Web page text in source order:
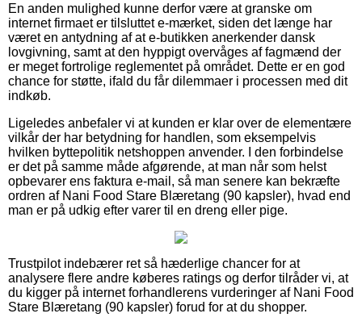
En anden mulighed kunne derfor være at granske om
internet firmaet er tilsluttet e-mærket, siden det længe har
været en antydning af at e-butikken anerkender dansk
lovgivning, samt at den hyppigt overvåges af fagmænd der
er meget fortrolige reglementet på området. Dette er en god
chance for støtte, ifald du får dilemmaer i processen med dit
indkøb.
Ligeledes anbefaler vi at kunden er klar over de elementære
vilkår der har betydning for handlen, som eksempelvis
hvilken byttepolitik netshoppen anvender. I den forbindelse
er det på samme måde afgørende, at man når som helst
opbevarer ens faktura e-mail, så man senere kan bekræfte
ordren af Nani Food Stare Blæretang (90 kapsler), hvad end
man er på udkig efter varer til en dreng eller pige.
Trustpilot indebærer ret så hæderlige chancer for at
analysere flere andre køberes ratings og derfor tilråder vi, at
du kigger på internet forhandlerens vurderinger af Nani Food
Stare Blæretang (90 kapsler) forud for at du shopper.